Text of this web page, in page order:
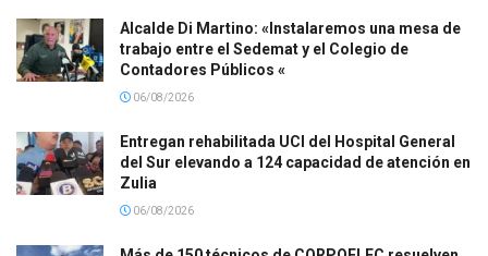
Alcalde Di Martino: «Instalaremos una mesa de
trabajo entre el Sedemat y el Colegio de
Contadores Públicos «
06/08/2026
Entregan rehabilitada UCI del Hospital General
del Sur elevando a 124 capacidad de atención en
Zulia
06/08/2026